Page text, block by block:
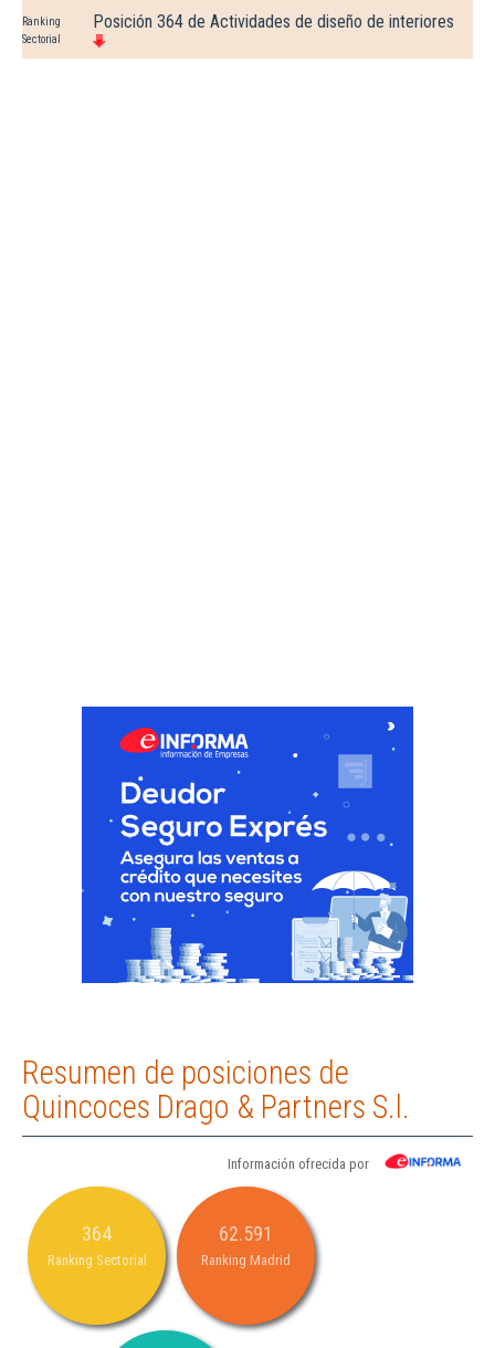
Ranking
Sectorial
Posición 364 de Actividades de diseño de interiores
Resumen de posiciones de
Quincoces Drago & Partners S.l.
Información ofrecida por
364
Ranking Sectorial
62.591
Ranking Madrid